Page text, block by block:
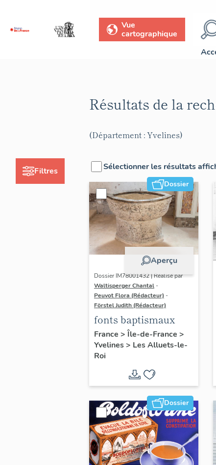
Vue
cartographique
Filtres
Résultats de la
(Département : Yvelines)
Sélectionner les résultats
Dossier
Aperçu
Dossier IM78001432 | Réalisé par
Waltisperger Chantal -
Peuvot Flora (Rédacteur) -
Förstel Judith (Rédacteur)
fonts baptismaux
France > Île-de-France >
Yvelines> Les Alluets-le-
Roi
Dossier